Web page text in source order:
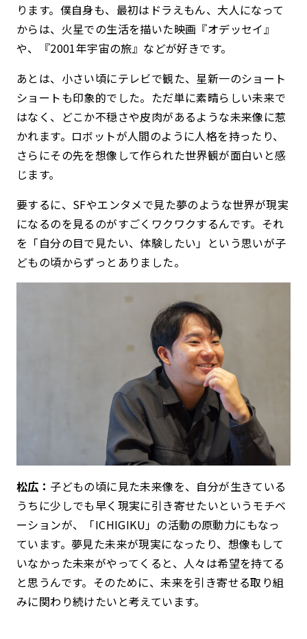
ります。僕自身も、最初はドラえもん、大人になって
からは、火星での生活を描いた映画『オデッセイ』
や、『2001年宇宙の旅』などが好きです。
あとは、小さい頃にテレビで観た、星新一のショート
ショートも印象的でした。ただ単に素晴らしい未来で
はなく、どこか不穏さや皮肉があるような未来像に惹
かれます。ロボットが人間のように人格を持ったり、
さらにその先を想像して作られた世界観が面白いと感
じます。
要するに、SFやエンタメで見た夢のような世界が現実
になるのを見るのがすごくワクワクするんです。それ
を「自分の目で見たい、体験したい」という思いが子
どもの頃からずっとありました。
松広： 子どもの頃に見た未来像を、自分が生きている
うちに少しでも早く現実に引き寄せたいというモチベ
ーションが、「ICHIGIKU」の活動の原動力にもなっ
ています。夢見た未来が現実になったり、想像もして
いなかった未来がやってくると、人々は希望を持てる
と思うんです。そのために、未来を引き寄せる取り組
みに関わり続けたいと考えています。